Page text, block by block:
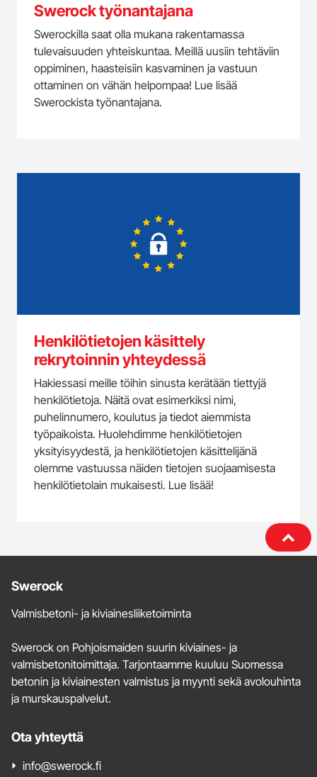
Swerock työnantajana
Swerockilla saat olla mukana rakentamassa
tulevaisuuden yhteiskuntaa. Meillä uusiin tehtäviin
oppiminen, haasteisiin kasvaminen ja vastuun
ottaminen on vähän helpompaa! Lue lisää
Swerockista työnantajana.
Henkilötietojen käsittely
rekrytoinnin yhteydessä
Hakiessasi meille töihin sinusta kerätään tiettyjä
henkilötietoja. Näitä ovat esimerkiksi nimi,
puhelinnumero, koulutus ja tiedot aiemmista
työpaikoista. Huolehdimme henkilötietojen
yksityisyydestä, ja henkilötietojen käsittelijänä
olemme vastuussa näiden tietojen suojaamisesta
henkilötietolain mukaisesti. Lue lisää!
Lisätietoja
ja
Swerock
Valmisbetoni- ja kiviainesliiketoiminta
Swerock on Pohjoismaiden suurin kiviaines- ja
valmisbetonitoimittaja. Tarjontaamme kuuluu Suomessa
betonin ja kiviainesten valmistus ja myynti sekä avolouhinta
ja murskauspalvelut.
Ota yhteyttä
info@swerock.fi